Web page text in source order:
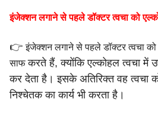
इंजेक्शन लगाने से पहले डॉक्टर त्वचा को
👉इंजेक्शन लगाने से पहले डॉक्टर त्वचा
साफकरते हैं, क्योंकि एल्कोहल त्वचा में
कर देता है।इसके अतिरिक्त वह त्वचा
निश्चेतक का कार्य भी करता है।